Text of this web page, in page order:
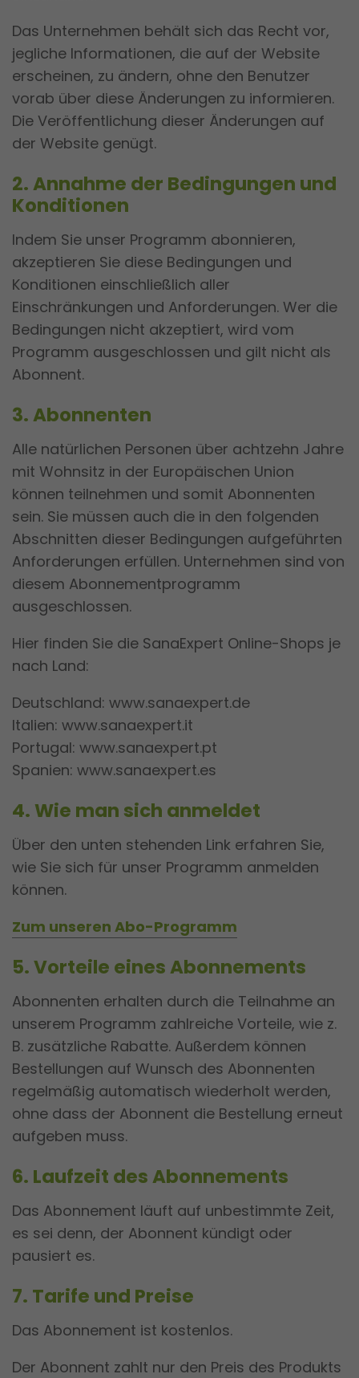
Das Unternehmen behält sich das Recht vor,
jegliche Informationen, die auf der Website
erscheinen, zu ändern, ohne den Benutzer
vorab über diese Änderungen zu informieren.
Die Veröffentlichung dieser Änderungen auf
der Website genügt.
2. Annahme der Bedingungen und
Konditionen
Indem Sie unser Programm abonnieren,
akzeptieren Sie diese Bedingungen und
Konditionen einschließlich aller
Einschränkungen und Anforderungen. Wer die
Bedingungen nicht akzeptiert, wird vom
Programm ausgeschlossen und gilt nicht als
Abonnent.
3. Abonnenten
Alle natürlichen Personen über achtzehn Jahre
mit Wohnsitz in der Europäischen Union
können teilnehmen und somit Abonnenten
sein. Sie müssen auch die in den folgenden
Abschnitten dieser Bedingungen aufgeführten
Anforderungen erfüllen. Unternehmen sind von
diesem Abonnementprogramm
ausgeschlossen.
Hier finden Sie die SanaExpert Online-Shops je
nach Land:
Deutschland: www.sanaexpert.de
Italien: www.sanaexpert.it
Portugal: www.sanaexpert.pt
Spanien: www.sanaexpert.es
4. Wie man sich anmeldet
Über den unten stehenden Link erfahren Sie,
wie Sie sich für unser Programm anmelden
können.
Zum unseren Abo-Programm
5. Vorteile eines Abonnements
Abonnenten erhalten durch die Teilnahme an
unserem Programm zahlreiche Vorteile, wie z.
B. zusätzliche Rabatte. Außerdem können
Bestellungen auf Wunsch des Abonnenten
regelmäßig automatisch wiederholt werden,
ohne dass der Abonnent die Bestellung erneut
aufgeben muss.
6. Laufzeit des Abonnements
Das Abonnement läuft auf unbestimmte Zeit,
es sei denn, der Abonnent kündigt oder
pausiert es.
7. Tarife und Preise
Das Abonnement ist kostenlos.
Der Abonnent zahlt nur den Preis des Produkts